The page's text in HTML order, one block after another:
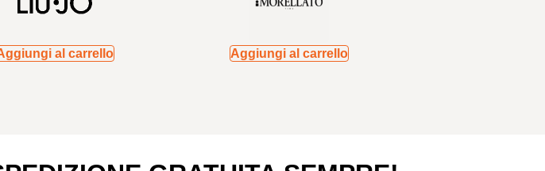
al carrello Aggiungi al carrello